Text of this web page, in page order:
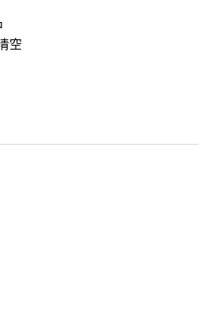
空
系列 昔漣 美好假日 （日版